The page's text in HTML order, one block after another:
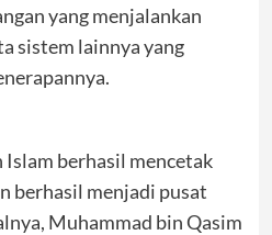
yang menjalankan
sistem lainnya yang
berhasil mencetak
berhasil menjadi pusat
Muhammad bin Qasim